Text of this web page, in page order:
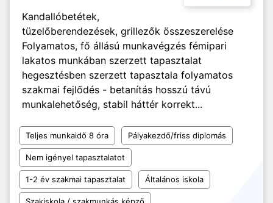
Kandallóbetétek,
tüzelőberendezések, grillezők összeszerelése
Folyamatos, fő állású munkavégzés fémipari
lakatos munkában szerzett tapasztalat
hegesztésben szerzett tapasztala folyamatos
szakmai fejlődés - betanítás hosszú távú
munkalehetőség, stabil háttér korrekt...
Teljes munkaidő 8 óra Pályakezdő/friss diplomás
Nem igényel tapasztalatot
1-2 év szakmai tapasztalat Általános iskola